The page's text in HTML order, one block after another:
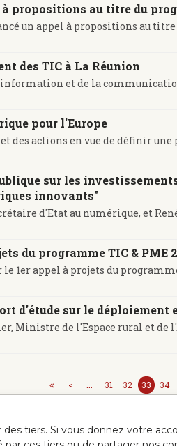
à propositions au titre du
un appel à propositions au titre
des TIC à La Réunion
et de la
pour l'Europe
des actions en vue de définir une
sur les
innovants"
d'Etat au numérique, et
du programme TIC & PME
1er appel à projets du programme
d'étude sur le
Ministre de l'Espace rural et de
< 31 32 33 34
tiers. Si vous donnez votre